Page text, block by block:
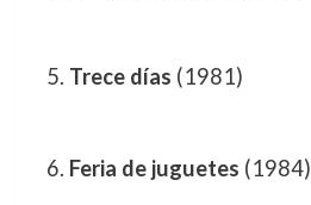
Trece días (1981)
Feria de juguetes (1984)